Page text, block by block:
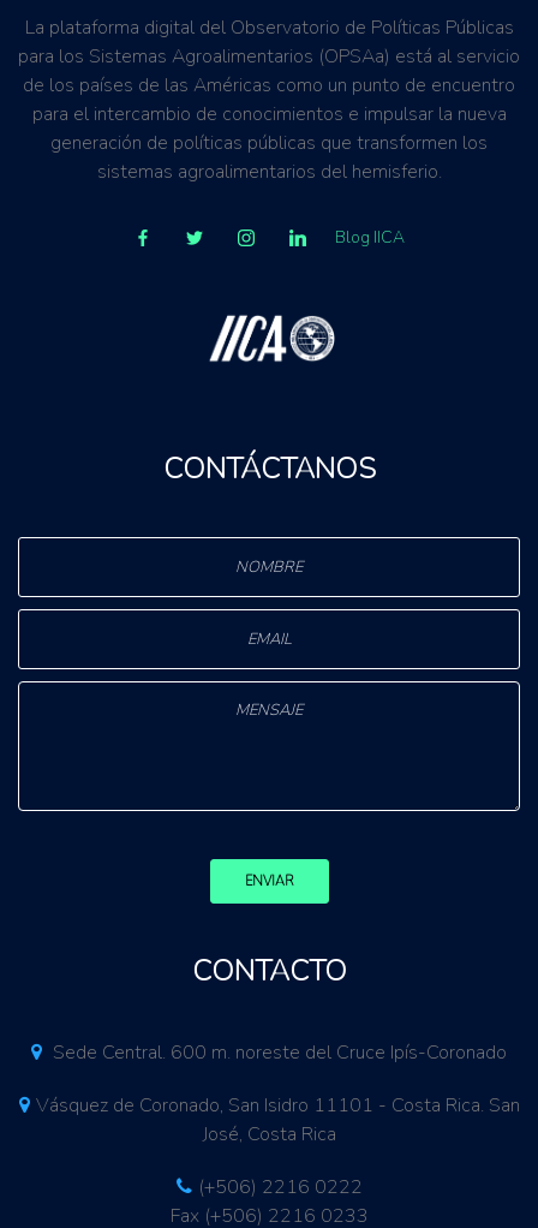
La plataforma digital del Observatorio de Políticas Públicas
para los Sistemas Agroalimentarios (OPSAa) está al servicio
de los países de las Américas como un punto de encuentro
para el intercambio de conocimientos e impulsar la nueva
generación de políticas públicas que transformen los
sistemas agroalimentarios del hemisferio.
Blog IICA
CONTÁCTANOS
ENVIAR
CONTACTO
Sede Central. 600 m. noreste del Cruce Ipís-Coronado
Vásquez de Coronado, San Isidro 11101 - Costa Rica. San
José, Costa Rica
(+506) 2216 0222
Fax (+506) 2216 0233